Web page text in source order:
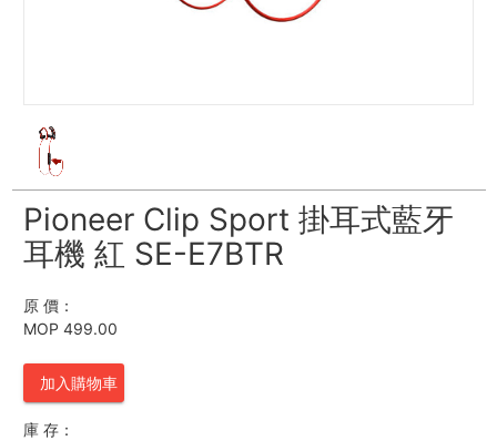
Pioneer Clip Sport 掛耳式藍牙
耳機 紅 SE-E7BTR
原 價：
MOP 499.00
加入購物車
庫 存：